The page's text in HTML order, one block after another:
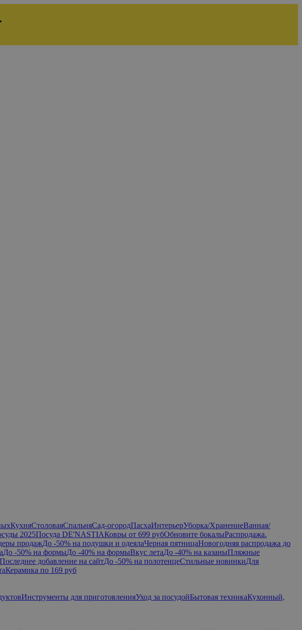
КухняСтоловаяСпальняСад-огородПасхаИнтерьерУборка/ХранениеВанная/
2025Посуда DE'NASTIAКовры от 699 рубОбновите бокалыРаспродажа.
продажДо -50% на подушки и одеялаЧерная пятницаНовогодняя распродажа до
До -50% на формыДо -40% на формыВкус летаДо -40% на казаныПляжные
Последнее добавление на сайтДо -50% на полотенцеСтильные новинкиДля
Керамика по 169 руб
Инструменты для приготовленияУход за посудойБытовая техникаКухонный,